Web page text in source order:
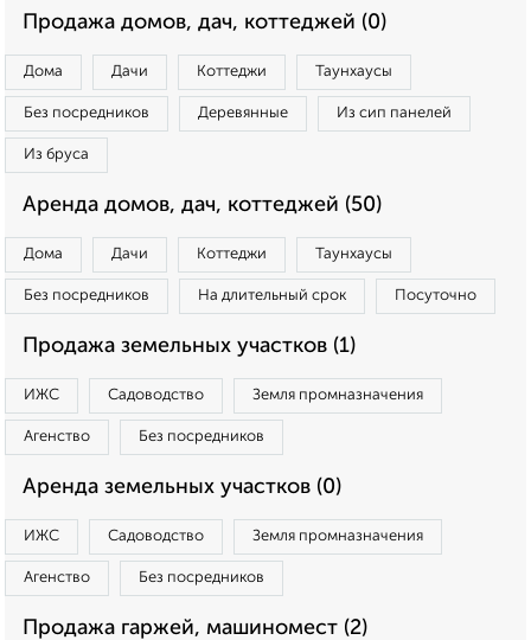
Продажа домов, дач, коттеджей (0)
Дома Дачи Коттеджи Таунхаусы
Без посредников Деревянные Из сип панелей
Из бруса
Аренда домов, дач, коттеджей (50)
Дома Дачи Коттеджи Таунхаусы
Без посредников На длительный срок Посуточно
Продажа земельных участков (1)
ИЖС Садоводство Земля промназначения
Агенство Без посредников
Аренда земельных участков (0)
ИЖС Садоводство Земля промназначения
Агенство Без посредников
Продажа гаржей, машиномест (2)